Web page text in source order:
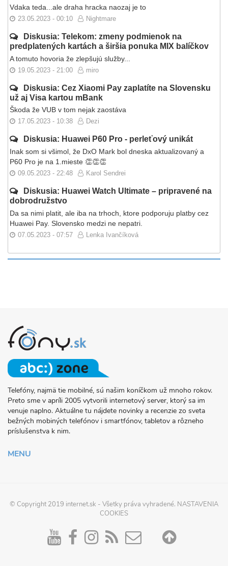
Vdaka teda...ale draha hracka naozaj je to
23.05.2023 - 00:10 Nightmare
Diskusia: Telekom: zmeny podmienok na
predplatených kartách a širšia ponuka MIX balíčkov
A tomuto hovoria že zlepšujú služby...
19.05.2023 - 21:00 miro
Diskusia: Cez Xiaomi Pay zaplatíte na Slovensku
už aj Visa kartou mBank
Škoda že VUB v tom nejak zaostáva
17.05.2023 - 10:38 Dezi
Diskusia: Huawei P60 Pro - perleťový unikát
Inak som si všimol, že DxO Mark bol dneska aktualizovaný a
P60 Pro je na 1.mieste 👏👏👏
09.05.2023 - 22:48 Karol Sendrei
Diskusia: Huawei Watch Ultimate – pripravené na
dobrodružstvo
Da sa nimi platit, ale iba na trhoch, ktore podporuju platby cez
Huawei Pay. Slovensko medzi ne nepatri.
07.05.2023 - 07:57 Lenka Ivančíková
O
PROJEKTE
FONY.SK
Telefóny, najmä tie mobilné, sú našim koníčkom už mnoho rokov.
Preto sme v apríli 2005 vytvorili internetový server, ktorý sa im
venuje naplno. Aktuálne tu nájdete novinky a recenzie zo sveta
bežných mobiných telefónov i smartfónov, tabletov a rôzneho
príslušenstva k nim.
MENU
© Copyright 2019 internet.sk - Všetky práva vyhradené. NASTAVENIA
COOKIES